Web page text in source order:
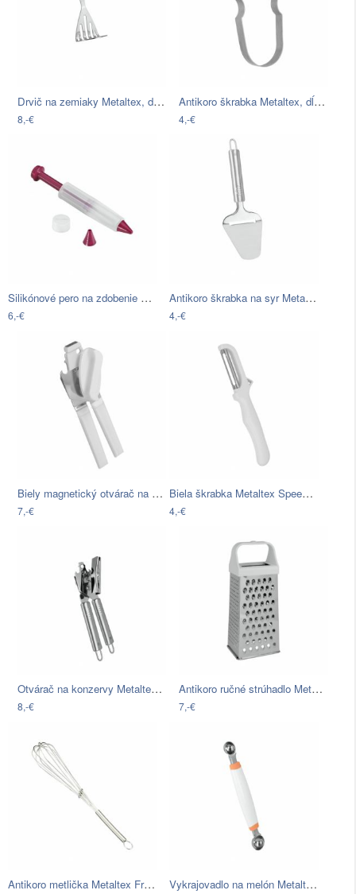
Drvič na zemiaky Metaltex, dĺžka 26 cm
8,-€
Antikoro škrabka Metaltex, dĺžka 11 cm
4,-€
Silikónové pero na zdobenie Metaltex,…
6,-€
Antikoro škrabka na syr Metaltex, dĺžka…
4,-€
Biely magnetický otvárač na konzervy…
7,-€
Biela škrabka Metaltex Speedy, dĺžka 18…
4,-€
Otvárač na konzervy Metaltex, dĺžka 20…
8,-€
Antikoro ručné strúhadlo Metaltex, 23 cm
7,-€
Antikoro metlička Metaltex French,… Vykrajovadlo na melón Metaltex Melon,…